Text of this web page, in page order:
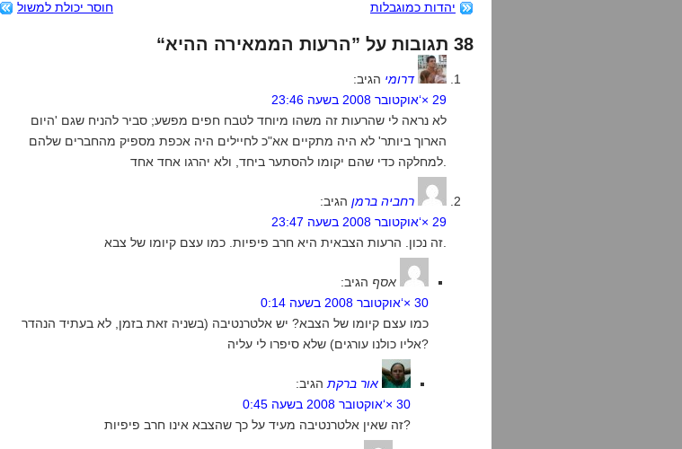
יהדות כמוגבלות חוסר יכולת למשול
38 תגובות על ”הרעות הממאירה ההיא“
דרומי הגיב:
29 ×‘אוקטובר 2008 בשעה 23:46
לא נראה לי שהרעות זה משהו מיוחד לטבח חפים מפשע; סביר להניח שגם 'היום
הארוך ביותר' לא היה מתקיים אא"כ לחיילים היה אכפת מספיק מהחברים שלהם
רחביה ברמן הגיב:
29 ×‘אוקטובר 2008 בשעה 23:47
אסף הגיב:
30 ×‘אוקטובר 2008 בשעה 0:14
כמו עצם קיומו של הצבא? יש אלטרנטיבה (בשניה זאת בזמן, לא בעתיד הנהדר
אליו כולנו עורגים) שלא סיפרו לי עליה?
אור ברקת הגיב:
30 ×‘אוקטובר 2008 בשעה 0:45
זה שאין אלטרנטיבה מעיד על כך שהצבא אינו חרב פיפיות?